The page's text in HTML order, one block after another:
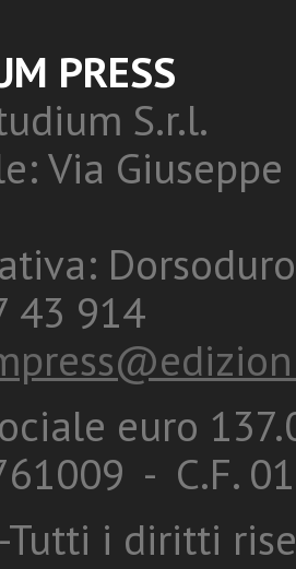
PRESS
S.r.l.
Via
43 914
euro
- C.F.
Tutti i diritti